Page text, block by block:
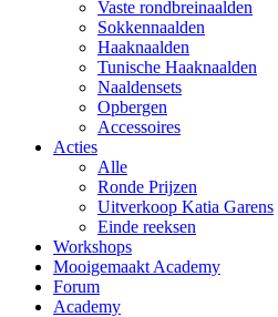
Vaste rondbreinaalden
Sokkennaalden
Haaknaalden
Tunische Haaknaalden
Naaldensets
Opbergen
Accessoires
Acties
Alle
Ronde Prijzen
Uitverkoop Katia Garens
Einde reeksen
Workshops
Mooigemaakt Academy
Forum
Academy